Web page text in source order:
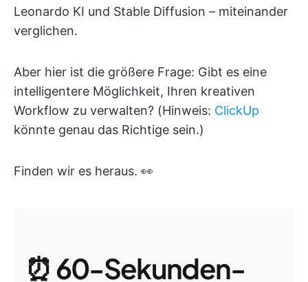
Leonardo KI und Stable Diffusion – miteinander
verglichen.
Aber hier ist die größere Frage: Gibt es eine
intelligentere Möglichkeit, Ihren kreativen
Workflow zu verwalten? (Hinweis: ClickUp
könnte genau das Richtige sein.)
Finden wir es heraus. 👀
⏰ 60-Sekunden-